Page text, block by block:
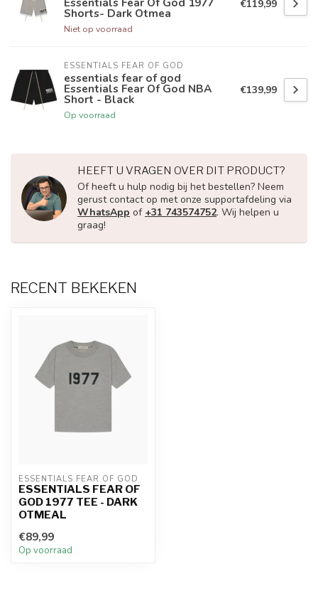
Shorts- Dark Otmea
Niet op voorraad
€119,99
ESSENTIALS FEAR OF GOD
essentials fear of god
Essentials Fear Of God NBA
Short - Black
Op voorraad
€139,99
HEEFT U VRAGEN OVER DIT PRODUCT?
Of heeft u hulp nodig bij het bestellen? Neem
gerust contact op met onze supportafdeling via
WhatsApp of +31 743574752. Wij helpen u
graag!
RECENT BEKEKEN
ESSENTIALS FEAR OF GOD
ESSENTIALS FEAR OF
GOD 1977 TEE - DARK
OTMEAL
€89,99
Op voorraad